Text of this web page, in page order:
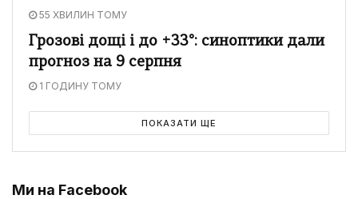
55 ХВИЛИН ТОМУ
Грозові дощі і до +33°: синоптики дали
прогноз на 9 серпня
1 ГОДИНУ ТОМУ
ПОКАЗАТИ ЩЕ
Ми на Facebook